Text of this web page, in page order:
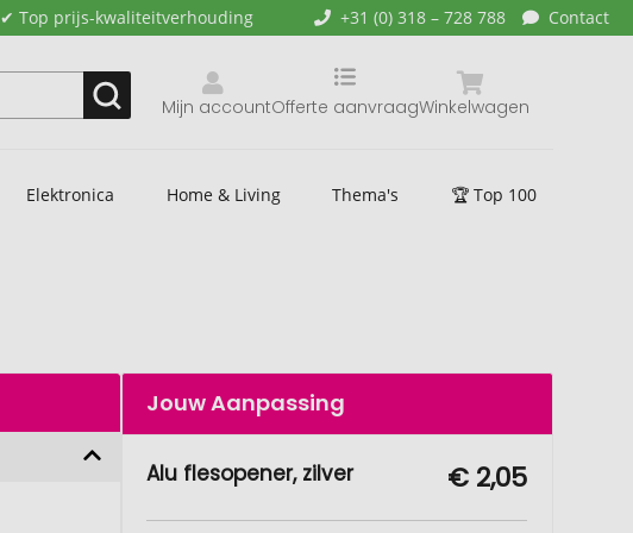
✔ Top prijs-kwaliteitverhouding +31 (0) 318 – 728 788 Contact
Mijn account Winkelwagen
Offerte aanvraag
Elektronica Home & Living Thema's 🏆 Top 100
Jouw Aanpassing
Alu flesopener, zilver € 2,05